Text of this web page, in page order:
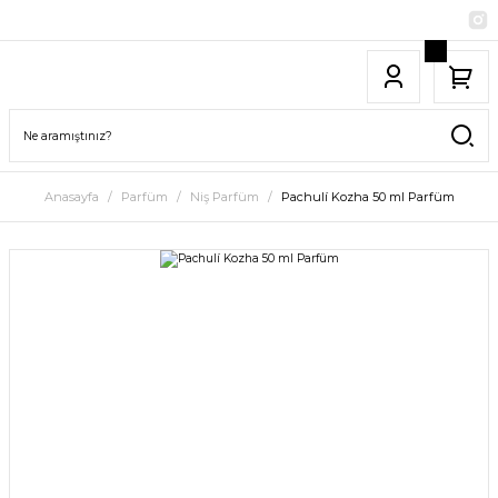
Anasayfa Parfüm Niş Parfüm Pachulí Kozha 50 ml Parfüm